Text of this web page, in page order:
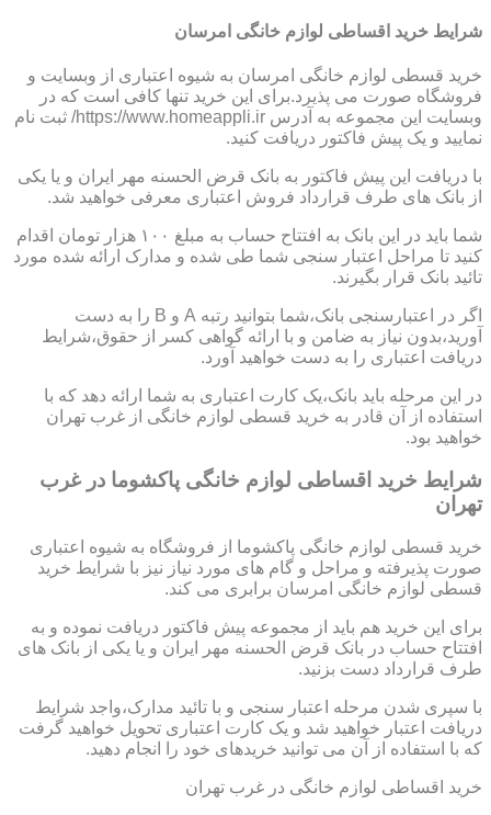
شرایط خرید اقساطی لوازم خانگی امرسان
خرید قسطی لوازم خانگی امرسان به شیوه اعتباری از وبسایت و
فروشگاه صورت می پذیرد.برای این خرید تنها کافی است که در
وبسایت این مجموعه به آدرس https://www.homeappli.ir/ ثبت نام
نمایید و یک پیش فاکتور دریافت کنید.
با دریافت این پیش فاکتور به بانک قرض الحسنه مهر ایران و یا یکی
از بانک های طرف قرارداد فروش اعتباری معرفی خواهید شد.
شما باید در این بانک به افتتاح حساب به مبلغ ۱۰۰ هزار تومان اقدام
کنید تا مراحل اعتبار سنجی شما طی شده و مدارک ارائه شده مورد
تائید بانک قرار بگیرند.
اگر در اعتبارسنجی بانک،شما بتوانید رتبه A و B را به دست
آورید،بدون نیاز به ضامن و با ارائه گواهی کسر از حقوق،شرایط
دریافت اعتباری را به دست خواهید آورد.
در این مرحله باید بانک،یک کارت اعتباری به شما ارائه دهد که با
استفاده از آن قادر به خرید قسطی لوازم خانگی از غرب تهران
خواهید بود.
شرایط خرید اقساطی لوازم خانگی پاکشوما در غرب
تهران
خرید قسطی لوازم خانگی پاکشوما از فروشگاه به شیوه اعتباری
صورت پذیرفته و مراحل و گام های مورد نیاز نیز با شرایط خرید
قسطی لوازم خانگی امرسان برابری می کند.
برای این خرید هم باید از مجموعه پیش فاکتور دریافت نموده و به
افتتاح حساب در بانک قرض الحسنه مهر ایران و یا یکی از بانک های
طرف قرارداد دست بزنید.
با سپری شدن مرحله اعتبار سنجی و با تائید مدارک،واجد شرایط
دریافت اعتبار خواهید شد و یک کارت اعتباری تحویل خواهید گرفت
که با استفاده از آن می توانید خریدهای خود را انجام دهید.
خرید اقساطی لوازم خانگی در غرب تهران